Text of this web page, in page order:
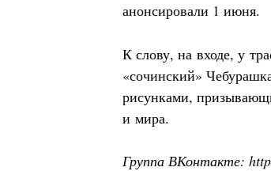
анонсировали 1 июня.
К слову, на входе, у
«сочинский»
рисунками,
и мира.
Группа ВКонтакте: